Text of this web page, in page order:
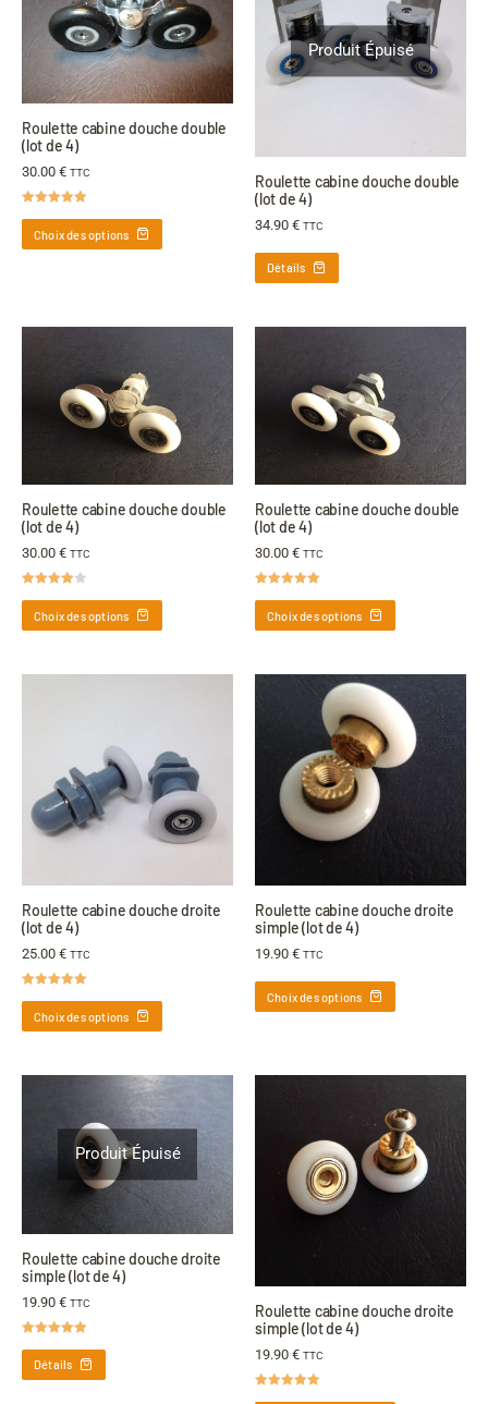
Roulette cabine douche double
(lot de 4)
30.00 € TTC
Choix des options
Produit Épuisé
Roulette cabine douche double
(lot de 4)
34.90 € TTC
Détails
Roulette cabine douche double
(lot de 4)
30.00 € TTC
Choix des options
Roulette cabine douche double
(lot de 4)
30.00 € TTC
Choix des options
Roulette cabine douche droite
(lot de 4)
25.00 € TTC
Choix des options
Roulette cabine douche droite
simple (lot de 4)
19.90 € TTC
Choix des options
Produit Épuisé
Roulette cabine douche droite
simple (lot de 4)
19.90 € TTC
Détails
Roulette cabine douche droite
simple (lot de 4)
19.90 € TTC